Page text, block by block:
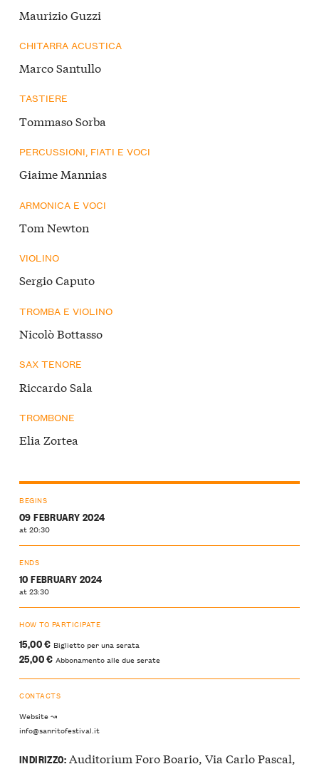
Maurizio Guzzi
CHITARRA ACUSTICA
Marco Santullo
TASTIERE
Tommaso Sorba
PERCUSSIONI, FIATI E VOCI
Giaime Mannias
ARMONICA E VOCI
Tom Newton
VIOLINO
Sergio Caputo
TROMBA E VIOLINO
Nicolò Bottasso
SAX TENORE
Riccardo Sala
TROMBONE
Elia Zortea
BEGINS
09 FEBRUARY 2024
at 20:30
ENDS
10 FEBRUARY 2024
at 23:30
HOW TO PARTICIPATE
15,00 € Biglietto per una serata
25,00 € Abbonamento alle due serate
CONTACTS
Website ↝
info@sanritofestival.it
INDIRIZZO:Auditorium Foro Boario, Via Carlo Pascal,